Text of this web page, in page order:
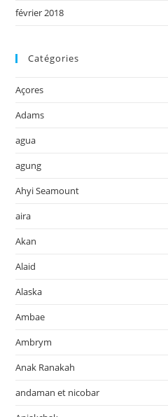
février 2018
Catégories
Açores
Adams
agua
agung
Ahyi Seamount
aira
Akan
Alaid
Alaska
Ambae
Ambrym
Anak Ranakah
andaman et nicobar